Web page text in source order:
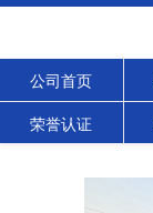
公司首页
荣誉认证